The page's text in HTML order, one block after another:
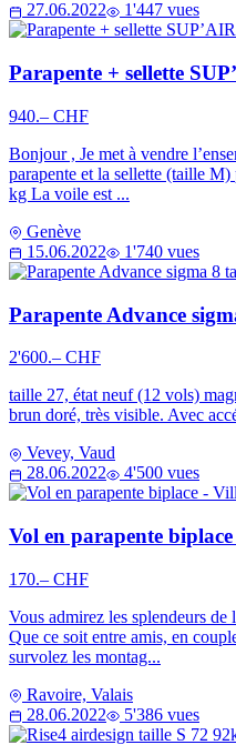
27.06.2022
1'447 vues
Parapente + sellette
940.– CHF
Bonjour , Je met à vendre
parapente et la sellette (taille
kg La voile est ...
Genève
15.06.2022
1'740 vues
Parapente Advance
2'600.– CHF
taille 27, état neuf (12 vols)
brun doré, très visible. Avec
Vevey, Vaud
28.06.2022
4'500 vues
Vol en parapente
170.– CHF
Vous admirez les splendeurs
Que ce soit entre amis, en
survolez les montag...
Ravoire, Valais
28.06.2022
5'386 vues